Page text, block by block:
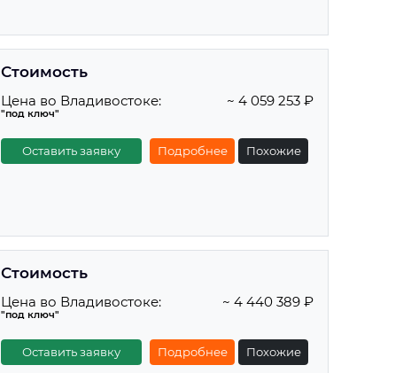
Стоимость
Цена во Владивостоке:
"под ключ"
~ 4 059 253 ₽
Оставить заявку Подробнее Похожие
Стоимость
Цена во Владивостоке:
"под ключ"
~ 4 440 389 ₽
Оставить заявку Подробнее Похожие